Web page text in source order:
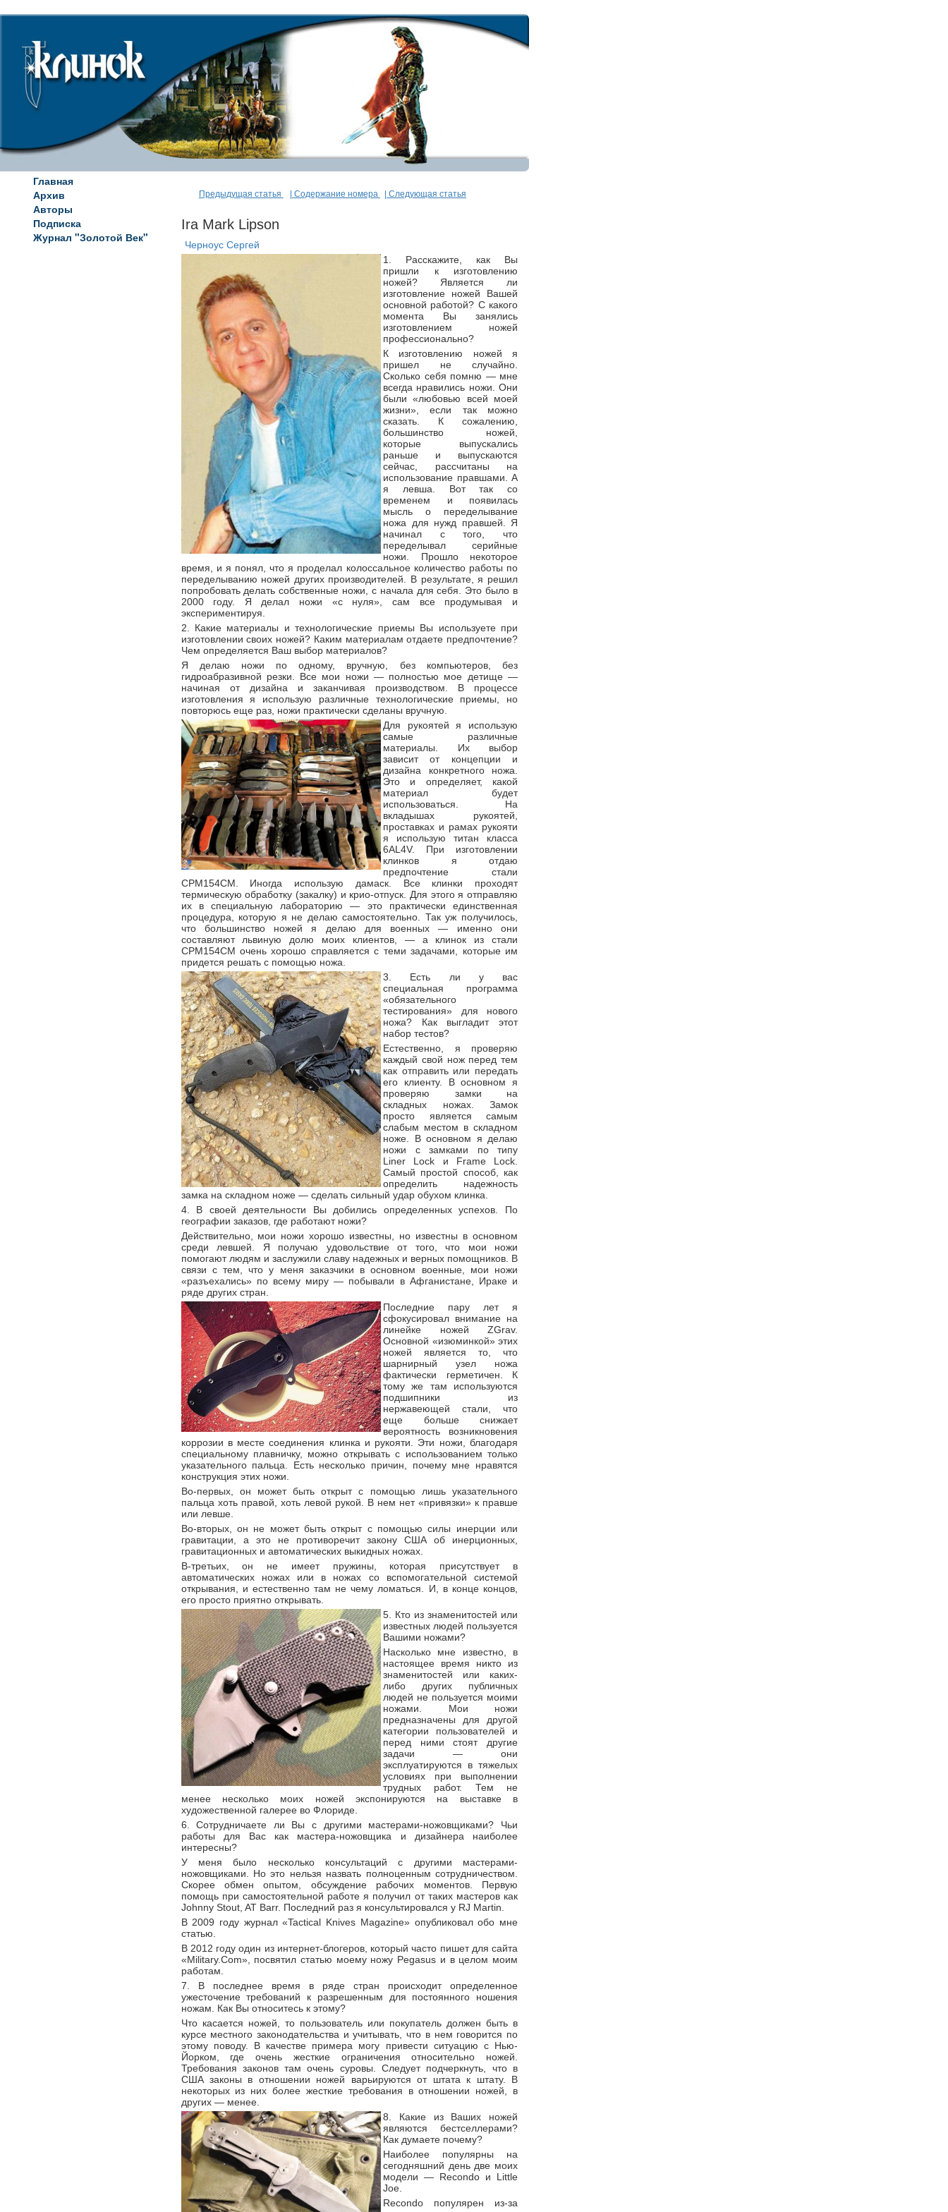
Главная
Архив
Авторы
Подписка
Журнал "Золотой Век"
Предыдущая статья | Содержание номера | Следующая статья
Ira Mark Lipson
Черноус Сергей
1. Расскажите, как Вы
пришли к изготовлению
ножей? Является ли
изготовление ножей Вашей
основной работой? С какого
момента Вы занялись
изготовлением ножей
профессионально?
К изготовлению ножей я
пришел не случайно.
Сколько себя помню — мне
всегда нравились ножи. Они
были «любовью всей моей
жизни», если так можно
сказать. К сожалению,
большинство ножей,
которые выпускались
раньше и выпускаются
сейчас, рассчитаны на
использование правшами. А
я левша. Вот так со
временем и появилась
мысль о переделывание
ножа для нужд правшей. Я
начинал с того, что
переделывал серийные
ножи. Прошло некоторое
время, и я понял, что я проделал колоссальное количество работы по
переделыванию ножей других производителей. В результате, я решил
попробовать делать собственные ножи, с начала для себя. Это было в
2000 году. Я делал ножи «с нуля», сам все продумывая и
экспериментируя.
2. Какие материалы и технологические приемы Вы используете при
изготовлении своих ножей? Каким материалам отдаете предпочтение?
Чем определяется Ваш выбор материалов?
Я делаю ножи по одному, вручную, без компьютеров, без
гидроабразивной резки. Все мои ножи — полностью мое детище —
начиная от дизайна и заканчивая производством. В процессе
изготовления я использую различные технологические приемы, но
повторюсь еще раз, ножи практически сделаны вручную.
Для рукоятей я использую
самые различные
материалы. Их выбор
зависит от концепции и
дизайна конкретного ножа.
Это и определяет, какой
материал будет
использоваться. На
вкладышах рукоятей,
проставках и рамах рукояти
я использую титан класса
6AL4V. При изготовлении
клинков я отдаю
предпочтение стали
CPM154CM. Иногда использую дамаск. Все клинки проходят
термическую обработку (закалку) и крио-отпуск. Для этого я отправляю
их в специальную лабораторию — это практически единственная
процедура, которую я не делаю самостоятельно. Так уж получилось,
что большинство ножей я делаю для военных — именно они
составляют львиную долю моих клиентов, — а клинок из стали
CPM154CM очень хорошо справляется с теми задачами, которые им
придется решать с помощью ножа.
3. Есть ли у вас
специальная программа
«обязательного
тестирования» для нового
ножа? Как выгладит этот
набор тестов?
Естественно, я проверяю
каждый свой нож перед тем
как отправить или передать
его клиенту. В основном я
проверяю замки на
складных ножах. Замок
просто является самым
слабым местом в складном
ноже. В основном я делаю
ножи с замками по типу
Liner Lock и Frame Lock.
Самый простой способ, как
определить надежность
замка на складном ноже — сделать сильный удар обухом клинка.
4. В своей деятельности Вы добились определенных успехов. По
географии заказов, где работают ножи?
Действительно, мои ножи хорошо известны, но известны в основном
среди левшей. Я получаю удовольствие от того, что мои ножи
помогают людям и заслужили славу надежных и верных помощников. В
связи с тем, что у меня заказчики в основном военные, мои ножи
«разъехались» по всему миру — побывали в Афганистане, Ираке и
ряде других стран.
Последние пару лет я
сфокусировал внимание на
линейке ножей ZGrav.
Основной «изюминкой» этих
ножей является то, что
шарнирный узел ножа
фактически герметичен. К
тому же там используются
подшипники из
нержавеющей стали, что
еще больше снижает
вероятность возникновения
коррозии в месте соединения клинка и рукояти. Эти ножи, благодаря
специальному плавничку, можно открывать с использованием только
указательного пальца. Есть несколько причин, почему мне нравятся
конструкция этих ножи.
Во-первых, он может быть открыт с помощью лишь указательного
пальца хоть правой, хоть левой рукой. В нем нет «привязки» к правше
или левше.
Во-вторых, он не может быть открыт с помощью силы инерции или
гравитации, а это не противоречит закону США об инерционных,
гравитационных и автоматических выкидных ножах.
В-третьих, он не имеет пружины, которая присутствует в
автоматических ножах или в ножах со вспомогательной системой
открывания, и естественно там не чему ломаться. И, в конце концов,
его просто приятно открывать.
5. Кто из знаменитостей или
известных людей пользуется
Вашими ножами?
Насколько мне известно, в
настоящее время никто из
знаменитостей или каких-
либо других публичных
людей не пользуется моими
ножами. Мои ножи
предназначены для другой
категории пользователей и
перед ними стоят другие
задачи — они
эксплуатируются в тяжелых
условиях при выполнении
трудных работ. Тем не
менее несколько моих ножей экспонируются на выставке в
художественной галерее во Флориде.
6. Сотрудничаете ли Вы с другими мастерами-ножовщиками? Чьи
работы для Вас как мастера-ножовщика и дизайнера наиболее
интересны?
У меня было несколько консультаций с другими мастерами-
ножовщиками. Но это нельзя назвать полноценным сотрудничеством.
Скорее обмен опытом, обсуждение рабочих моментов. Первую
помощь при самостоятельной работе я получил от таких мастеров как
Johnny Stout, AT Barr. Последний раз я консультировался у RJ Martin.
В 2009 году журнал «Tactical Knives Magazine» опубликовал обо мне
статью.
В 2012 году один из интернет-блогеров, который часто пишет для сайта
«Military.Com», посвятил статью моему ножу Pegasus и в целом моим
работам.
7. В последнее время в ряде стран происходит определенное
ужесточение требований к разрешенным для постоянного ношения
ножам. Как Вы относитесь к этому?
Что касается ножей, то пользователь или покупатель должен быть в
курсе местного законодательства и учитывать, что в нем говорится по
этому поводу. В качестве примера могу привести ситуацию с Нью-
Йорком, где очень жесткие ограничения относительно ножей.
Требования законов там очень суровы. Следует подчеркнуть, что в
США законы в отношении ножей варьируются от штата к штату. В
некоторых из них более жесткие требования в отношении ножей, в
других — менее.
8. Какие из Ваших ножей
являются бестселлерами?
Как думаете почему?
Наиболее популярны на
сегодняшний день две моих
модели — Reсondo и Little
Joe.
Reсondo популярен из-за